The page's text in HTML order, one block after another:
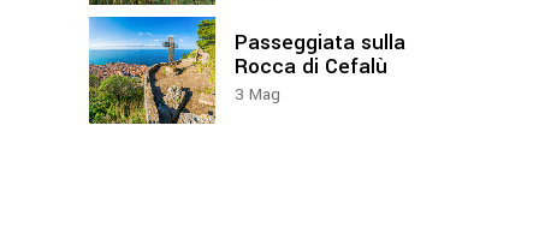
Passeggiata sulla
Rocca di Cefalù
3 Mag